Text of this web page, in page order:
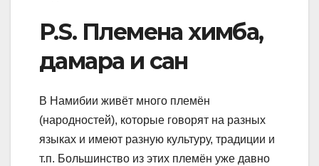
P.S. Племена химба,
дамара и сан
В Намибии живёт много племён
(народностей), которые говорят на разных
языках и имеют разную культуру, традиции и
т.п. Большинство из этих племён уже давно